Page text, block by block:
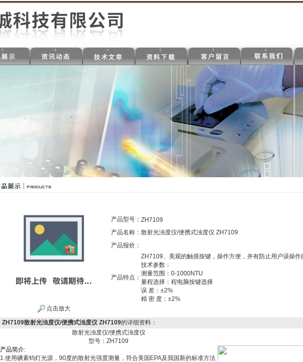
点击放大
产品型号： ZH7109
产品名称： 散射光浊度仪/便携式浊度仪 ZH7109
产品报价：
产品特点：
ZH7109、美观的触摸按键，操作方便，并有防止用户误操作
技术参数：
测量范围：0-1000NTU
量程选择：程电脑按键选择
误 差：±2%
精 密 度：±2%
ZH7109散射光浊度仪/便携式浊度仪 ZH7109的详细资料：
散射光浊度仪/便携式浊度仪
型号：ZH7109
产品简介:
1.使用碘素钨灯光源，90度的散射光强度测量，符合美国EPA及我国新的标准方法